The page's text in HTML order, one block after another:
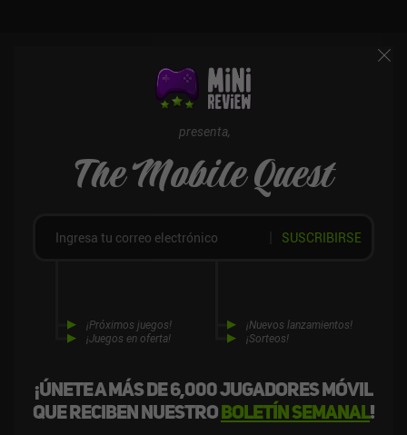
presenta,
The Mobile Quest
¡Únete a más de 6,000 jugadores móvil
que reciben nuestroboletín semanal!
¡Próximos juegos!
¡Juegos en oferta!
¡Nuevos lanzamientos!
¡Sorteos!
SUSCRIBIRSE